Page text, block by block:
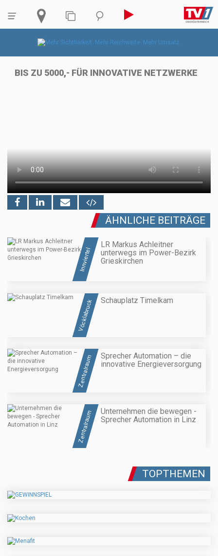
BIS ZU 5000,- FÜR INNOVATIVE NETZWERKE
ÄHNLICHE BEITRÄGE
Innviertel
LR Markus Achleitner
unterwegs im Power-Bezirk
Grieskirchen
Vöcklabruck Schauplatz Timelkam
Zentralraum
Sprecher Automation – die
innovative Energieversorgung
Zentralraum
Unternehmen die bewegen -
Sprecher Automation in Linz
TOPTHEMEN